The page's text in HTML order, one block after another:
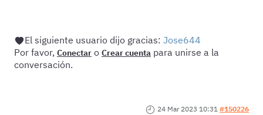
El siguiente usuario dijo gracias: Jose644
Por favor, Conectar o Crear cuenta para unirse a la
conversación.
24 Mar 2023 10:31 #150226